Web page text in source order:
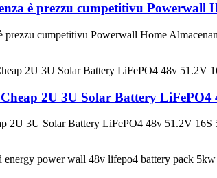
è prezzu cumpetitivu Powerwall
prezzu cumpetitivu Powerwall Home
2U 3U Solar Battery
2U 3U Solar Battery LiFePO4 48v 51.2V